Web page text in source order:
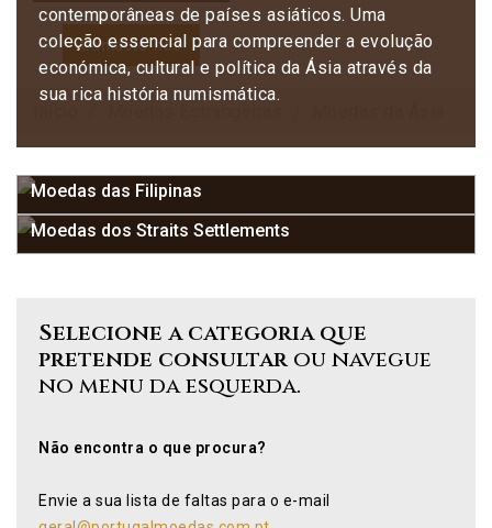
Contacte-nos
contemporâneas de países asiáticos. Uma
coleção essencial para compreender a evolução
económica, cultural e política da Ásia através da
sua rica história numismática.
Moedas das Filipinas
Moedas dos Straits Settlements
Selecione a categoria que
pretende consultarou navegue
no menu da esquerda.
Não encontra o que procura?
Envie a sua lista de faltas para o e-mail